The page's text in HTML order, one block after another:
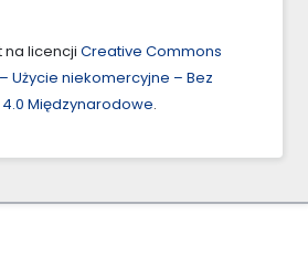
na licencji Creative Commons
Użycie niekomercyjne – Bez
Międzynarodowe.